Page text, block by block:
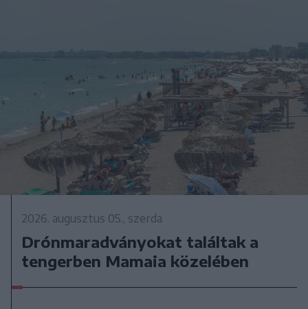
2026. augusztus 05., szerda
Drónmaradványokat találtak a
tengerben Mamaia közelében